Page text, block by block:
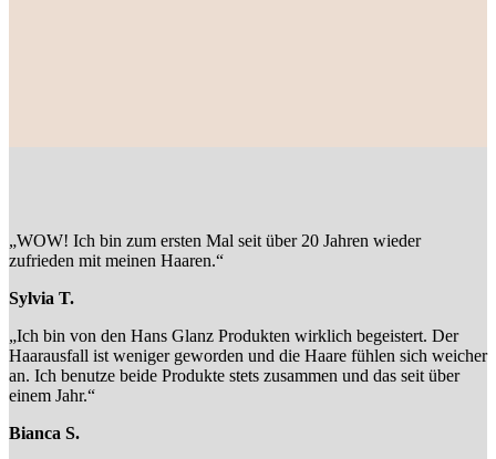
„WOW! Ich bin zum ersten Mal seit über 20 Jahren wieder
zufrieden mit meinen Haaren.“
Sylvia T.
„Ich bin von den Hans Glanz Produkten wirklich begeistert. Der
Haarausfall ist weniger geworden und die Haare fühlen sich weicher
an. Ich benutze beide Produkte stets zusammen und das seit über
einem Jahr.“
Bianca S.